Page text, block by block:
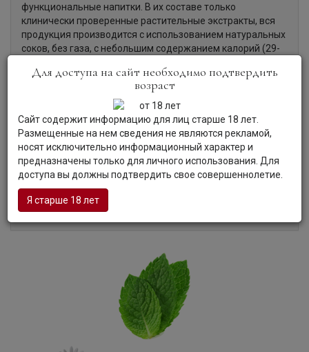
функциональные напитки. В их составе только
клинически проверенные растительные экстракты, вся
продукция производится с использованием натуральных
соков, без газа, с небольшим содержанием калорий (29-
Органолептические характеристики:
Аромат:Вода обладает ароматом мелисы.
Вкус:Вода, со вкусом киви, белого винограда с нотами
Гастрономия:Напиток идеален в чистом виде. Подходит
для ежедневного употребления.
Для доступа на сайт необходимо подтвердить
возраст
Сайт содержит информацию для лиц старше 18 лет.
Размещенные на нем сведения не являются рекламой,
носят исключительно информационный характер и
предназначены только для личного использования. Для
доступа вы должны подтвердить свое совершеннолетие.
Я старше 18 лет